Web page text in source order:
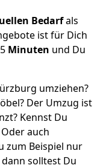
Bedarfals
ist für Dich
Minuten und Du
umziehen?
Der Umzug ist
Kennst Du
Oder auch
zum Beispiel nur
solltest Du